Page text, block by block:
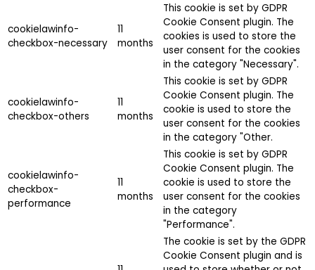
cookielawinfo-
checkbox-necessary
11
months
This cookie is set by GDPR
Cookie Consent plugin. The
cookies is used to store the
user consent for the cookies
in the category "Necessary".
cookielawinfo-
checkbox-others
11
months
This cookie is set by GDPR
Cookie Consent plugin. The
cookie is used to store the
user consent for the cookies
in the category "Other.
cookielawinfo-
checkbox-
performance
11
months
This cookie is set by GDPR
Cookie Consent plugin. The
cookie is used to store the
user consent for the cookies
in the category
"Performance".
The cookie is set by the GDPR
Cookie Consent plugin and is